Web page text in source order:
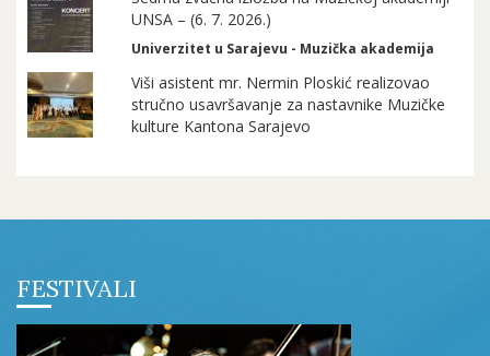
UNSA – (6. 7. 2026.)
Univerzitet u Sarajevu - Muzička akademija
Viši asistent mr. Nermin Ploskić realizovao
stručno usavršavanje za nastavnike Muzičke
kulture Kantona Sarajevo
FESTIVALI